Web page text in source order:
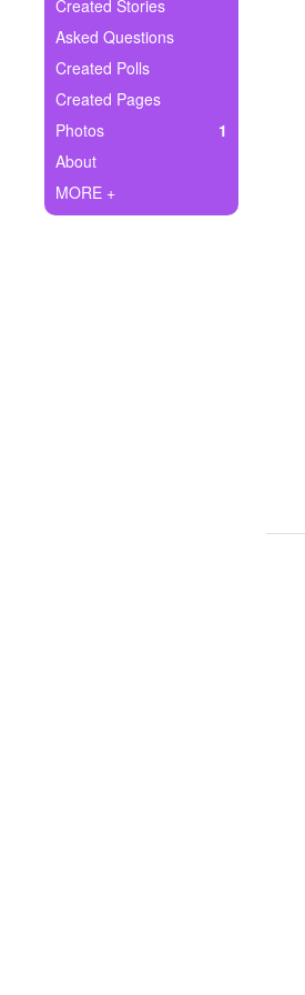
Ask Question
Create Poll
Create Page
Created Stories
Asked Questions
Created Polls
Created Pages
Photos
1
About
MORE +